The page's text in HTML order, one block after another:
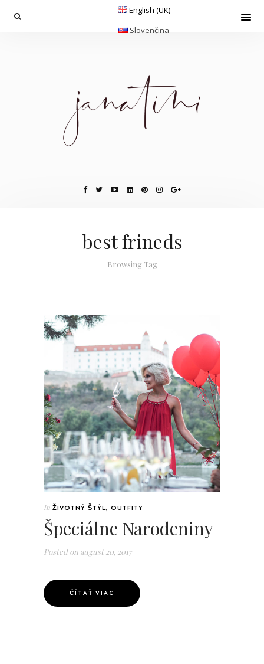
English (UK)
Slovenčina
best frineds
Browsing Tag
In ŽIVOTNÝ ŠTÝL, OUTFITY
Špeciálne Narodeniny
Posted on august 20, 2017
ČÍTAŤ VIAC